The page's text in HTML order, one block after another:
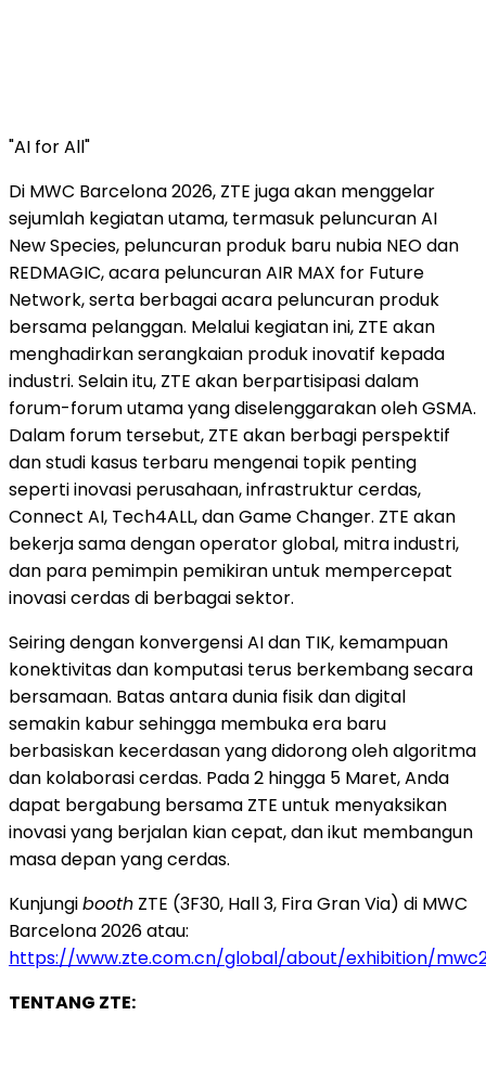
"AI for All"
Di MWC Barcelona 2026, ZTE juga akan menggelar
sejumlah kegiatan utama, termasuk peluncuran AI
New Species, peluncuran produk baru nubia NEO dan
REDMAGIC, acara peluncuran AIR MAX for Future
Network, serta berbagai acara peluncuran produk
bersama pelanggan. Melalui kegiatan ini, ZTE akan
menghadirkan serangkaian produk inovatif kepada
industri. Selain itu, ZTE akan berpartisipasi dalam
forum-forum utama yang diselenggarakan oleh GSMA.
Dalam forum tersebut, ZTE akan berbagi perspektif
dan studi kasus terbaru mengenai topik penting
seperti inovasi perusahaan, infrastruktur cerdas,
Connect AI, Tech4ALL, dan Game Changer. ZTE akan
bekerja sama dengan operator global, mitra industri,
dan para pemimpin pemikiran untuk mempercepat
inovasi cerdas di berbagai sektor.
Seiring dengan konvergensi AI dan TIK, kemampuan
konektivitas dan komputasi terus berkembang secara
bersamaan. Batas antara dunia fisik dan digital
semakin kabur sehingga membuka era baru
berbasiskan kecerdasan yang didorong oleh algoritma
dan kolaborasi cerdas. Pada 2 hingga 5 Maret, Anda
dapat bergabung bersama ZTE untuk menyaksikan
inovasi yang berjalan kian cepat, dan ikut membangun
masa depan yang cerdas.
Kunjungibooth ZTE (3F30, Hall 3, Fira Gran Via) di MWC
Barcelona 2026 atau:
https://www.zte.com.cn/global/about/exhibition/
TENTANG ZTE: